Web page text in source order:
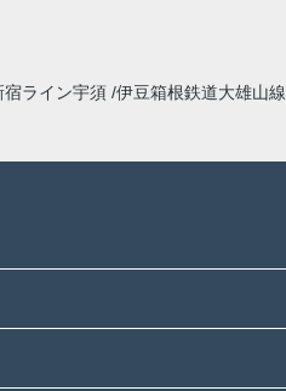
宿ライン宇須 伊豆箱根鉄道大雄山線